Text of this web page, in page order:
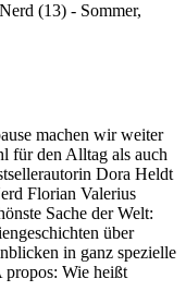
(13) - Sommer,
machen wir weiter
für den Alltag als auch
Dora Heldt
Florian Valerius
Sache der Welt:
über
in ganz spezielle
propos: Wie heißt